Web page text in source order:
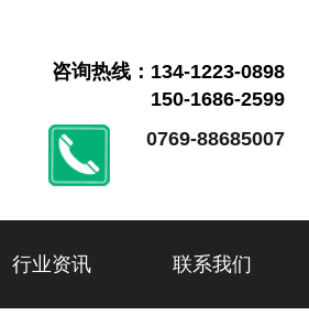
咨询热线：134-1223-0898
150-1686-2599
0769-88685007
行业资讯 联系我们